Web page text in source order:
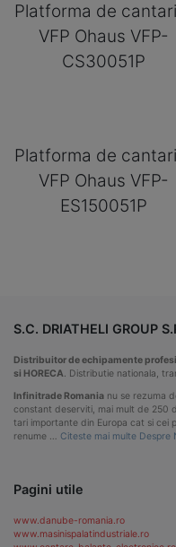
Platforma de
VFP Ohaus VFP-
CS30051P
Platforma de
VFP Ohaus VFP-
ES150051P
S.C. DRIATHELI GROUP
Distribuitor de echipamente
si HORECA . Distributie nationala,
Infinitrade Romania nu se rezuma
constant deserviti, mai mult de 250
tari importante din Europa cat si cei
renume … Citeste mai multe Despre
Pagini utile
www.danube-romania.ro
www.masinispalatindustriale.ro